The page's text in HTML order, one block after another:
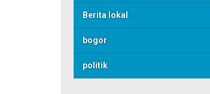
Berita lokal
bogor
politik